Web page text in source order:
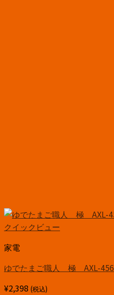
クイックビュー
家電
ゆでたまご職人 極 AXL-456
¥2,398 (税込)